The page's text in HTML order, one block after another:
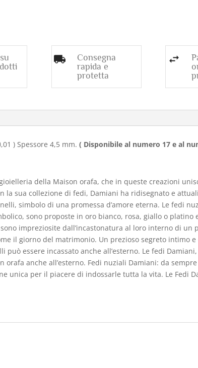
Consegna
rapida e
protetta
) Spessore 4,5 mm.( Disponibile al numero 17 e al
della Maison orafa, che in queste creazioni
sua collezione di fedi, Damiani ha ridisegnato e
simbolo di una promessa d’amore eterna. Le fedi
sono proposte in oro bianco, rosa, giallo o platino
impreziosite dall’incastonatura al loro interno di un
il giorno del matrimonio. Un prezioso segreto intimo
essere incassato anche all’esterno. Le fedi
anche all’esterno. Fedi nuziali Damiani: da
unica per il piacere di indossarle tutta la vita. Le Fedi